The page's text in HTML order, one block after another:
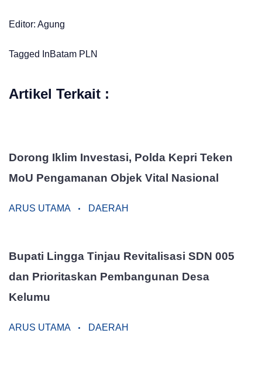
Editor: Agung
Tagged InBatam PLN
Artikel Terkait :
Dorong Iklim Investasi, Polda Kepri Teken
MoU Pengamanan Objek Vital Nasional
ARUS UTAMA DAERAH
Bupati Lingga Tinjau Revitalisasi SDN 005
dan Prioritaskan Pembangunan Desa
Kelumu
ARUS UTAMA DAERAH